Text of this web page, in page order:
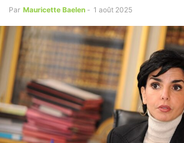
Par Mauricette Baelen - 1 août 2025